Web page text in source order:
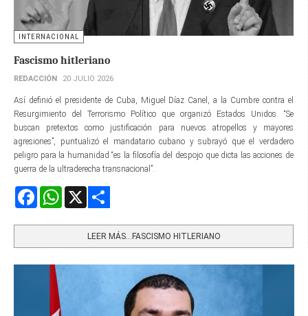
INTERNACIONAL
Fascismo hitleriano
REDACCIÓN 20 JULIO 2026
Así definió el presidente de Cuba, Miguel Díaz Canel, a la Cumbre contra el
Resurgimiento del Terrorismo Político que organizó Estados Unidos. “Se
buscan pretextos como justificación para nuevos atropellos y mayores
agresiones”, puntualizó el mandatario cubano y subrayó que el verdadero
peligro para la humanidad “es la filosofía del despojo que dicta las acciones de
guerra de la ultraderecha transnacional”.
FacebookWhatsApp
LEER MÁS…FASCISMO HITLERIANO